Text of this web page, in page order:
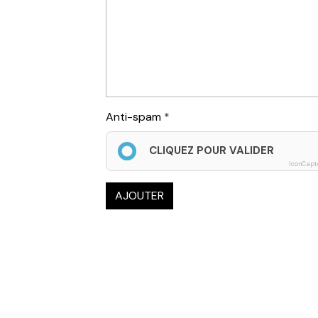
Anti-spam
CLIQUEZ POUR VALIDER
AJOUTER